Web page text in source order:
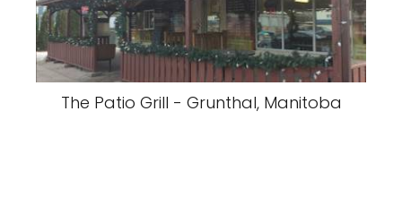
The Patio Grill - Grunthal, Manitoba